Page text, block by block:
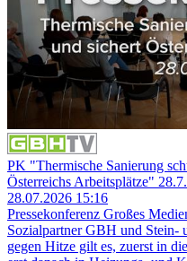
PK "Thermische Sanierung
Österreichs Arbeitsplätze"
28.07.2026 15:16
Pressekonferenz Großes
Sozialpartner GBH und Stein-
gegen Hitze gilt es, zuerst in